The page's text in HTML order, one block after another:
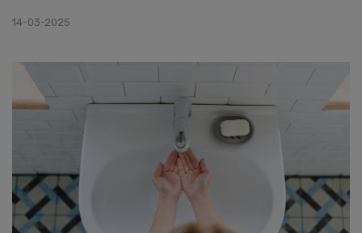
14-03-2025